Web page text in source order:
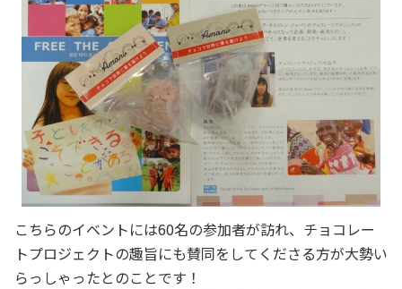
こちらのイベントには60名の参加者が訪れ、チョコレー
トプロジェクトの趣旨にも賛同をしてくださる方が大勢い
らっしゃったとのことです！